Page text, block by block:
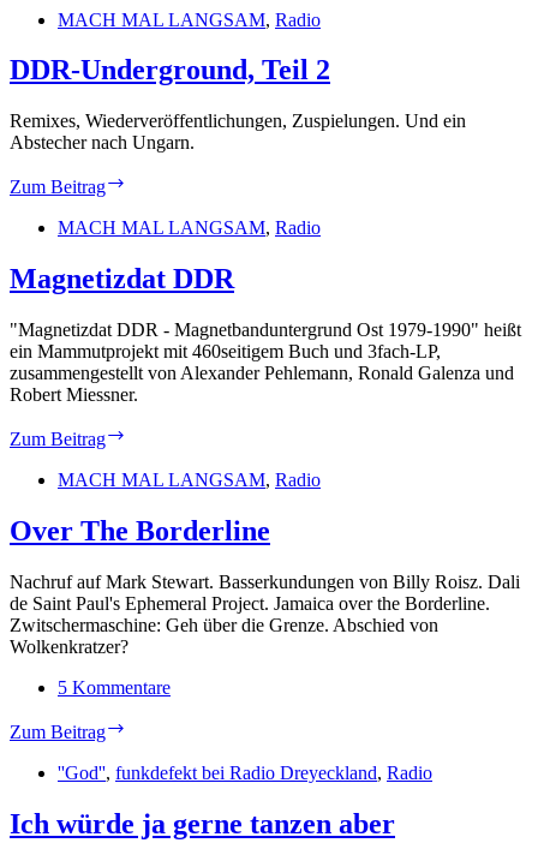
Legende
MACH MAL LANGSAM, Radio
DDR-Underground, Teil 2
Remixes, Wiederveröffentlichungen, Zuspielungen. Und ein
Abstecher nach Ungarn.
Zum Beitrag
Teil
MACH MAL LANGSAM, Radio
Magnetizdat DDR
"Magnetizdat DDR - Magnetbanduntergrund Ost 1979-1990" heißt
ein Mammutprojekt mit 460seitigem Buch und 3fach-LP,
zusammengestellt von Alexander Pehlemann, Ronald Galenza und
Robert Miessner.
Zum Beitrag
MACH MAL LANGSAM, Radio
Over The Borderline
Nachruf auf Mark Stewart. Basserkundungen von Billy Roisz. Dali
de Saint Paul's Ephemeral Project. Jamaica over the Borderline.
Zwitschermaschine: Geh über die Grenze. Abschied von
Wolkenkratzer?
5 Kommentare
Zum Beitrag
Borderline
''God'', funkdefekt bei Radio Dreyeckland, Radio
Ich würde ja gerne tanzen aber